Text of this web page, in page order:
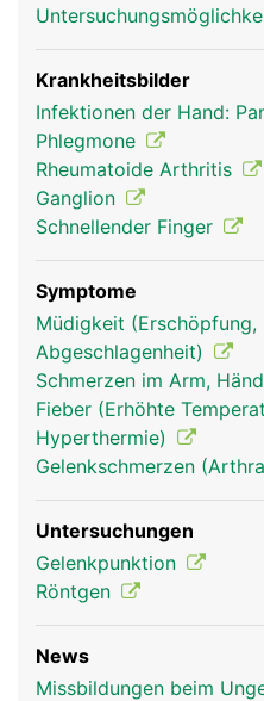
Krankheitsbilder
Infektionen der Hand:
Phlegmone
Rheumatoide Arthritis
Ganglion
Schnellender Finger
Symptome
Müdigkeit (Erschöpfung,
Abgeschlagenheit)
Schmerzen im Arm,
Fieber (Erhöhte
Hyperthermie)
Gelenkschmerzen
Untersuchungen
Gelenkpunktion
Röntgen
News
Missbildungen beim